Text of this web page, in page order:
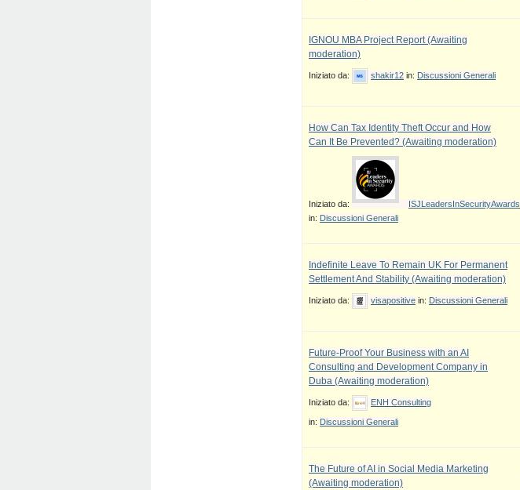
IGNOU MBA Project Report (Awaiting
moderation)
Iniziato da: shakir12 in: Discussioni Generali
How Can Tax Identity Theft Occur and How
Can It Be Prevented? (Awaiting moderation)
Iniziato da:
ISJLeadersInSecurityAwards
in: Discussioni Generali
Indefinite Leave To Remain UK For Permanent
Settlement And Stability (Awaiting moderation)
Iniziato da: visapositive in: Discussioni Generali
Future-Proof Your Business with an AI
Consulting and Development Company in
Duba (Awaiting moderation)
Iniziato da: ENH Consulting
in: Discussioni Generali
The Future of AI in Social Media Marketing
(Awaiting moderation)